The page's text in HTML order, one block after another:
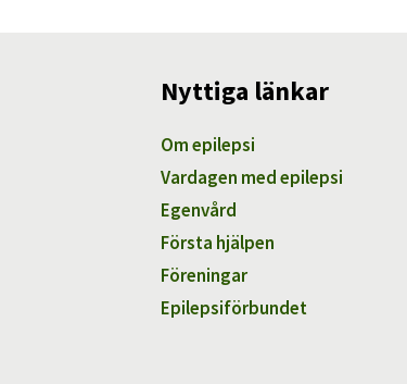
Nyttiga länkar
Om epilepsi
Vardagen med epilepsi
Egenvård
Första hjälpen
Föreningar
Epilepsiförbundet